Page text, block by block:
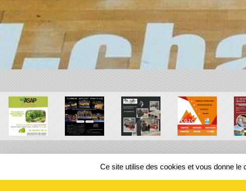
Ce site utilise des cookies et vous donne